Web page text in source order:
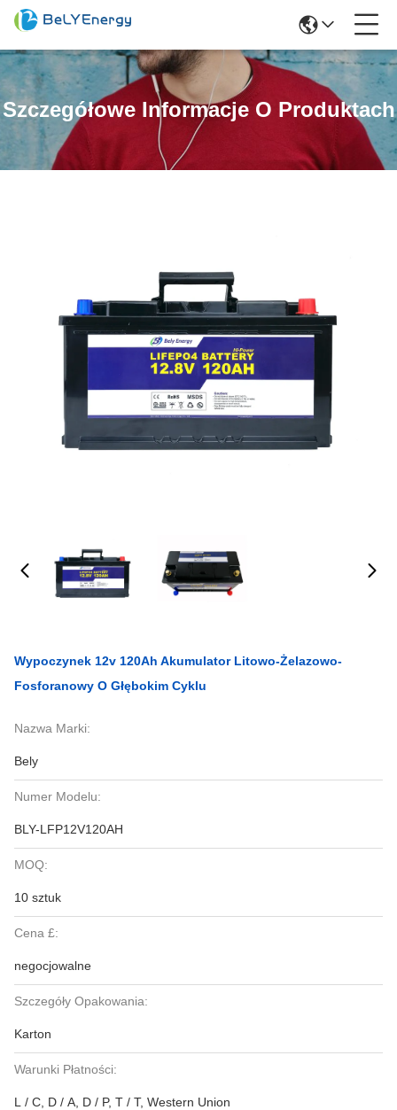
Szczegółowe Informacje O Produktach
Wypoczynek 12v 120Ah Akumulator Litowo-Żelazowo-
Fosforanowy O Głębokim Cyklu
Nazwa Marki:
Bely
Numer Modelu:
BLY-LFP12V120AH
MOQ:
10 sztuk
Cena £:
negocjowalne
Szczegóły Opakowania:
Karton
Warunki Płatności:
L / C, D / A, D / P, T / T, Western Union